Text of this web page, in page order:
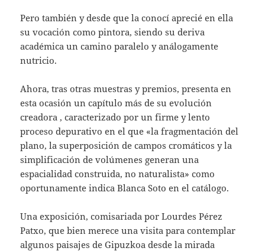
Pero también y desde que la conocí aprecié en ella
su vocación como pintora, siendo su deriva
académica un camino paralelo y análogamente
nutricio.
Ahora, tras otras muestras y premios, presenta en
esta ocasión un capítulo más de su evolución
creadora , caracterizado por un firme y lento
proceso depurativo en el que «la fragmentación del
plano, la superposición de campos cromáticos y la
simplificación de volúmenes generan una
espacialidad construida, no naturalista» como
oportunamente indica Blanca Soto en el catálogo.
Una exposición, comisariada por Lourdes Pérez
Patxo, que bien merece una visita para contemplar
algunos paisajes de Gipuzkoa desde la mirada